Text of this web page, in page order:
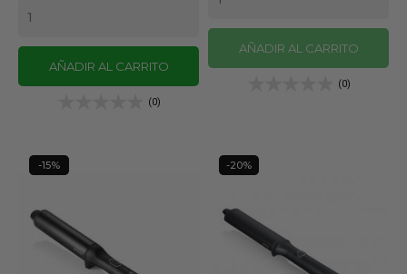
AÑADIR AL CARRITO
(0)
AÑADIR AL CARRITO
(0)
-15% -20%